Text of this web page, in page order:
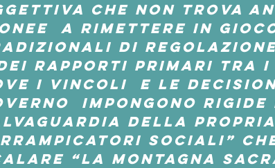
che non trova
a rimettere in
di
rapporti primari tra i
i vincoli  e le
impongono rigide
della
sociali”
“la montagna